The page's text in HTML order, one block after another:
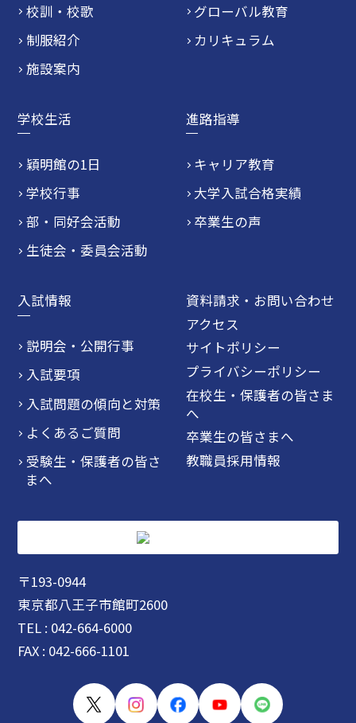
校訓・校歌
制服紹介
施設案内
グローバル教育
カリキュラム
学校生活
穎明館の1日
学校行事
部・同好会活動
生徒会・委員会活動
進路指導
キャリア教育
大学入試合格実績
卒業生の声
入試情報
説明会・公開行事
入試要項
入試問題の傾向と対策
よくあるご質問
受験生・保護者の皆さ
まへ
資料請求・お問い合わせ
アクセス
サイトポリシー
プライバシーポリシー
在校生・保護者の皆さま
へ
卒業生の皆さまへ
教職員採用情報
〒193-0944
東京都八王子市館町2600
TEL : 042-664-6000
FAX : 042-666-1101